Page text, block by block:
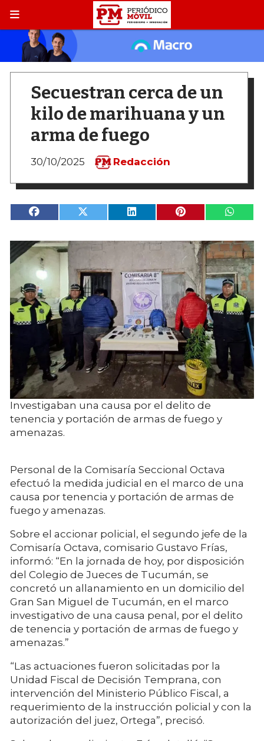
Secuestran cerca de un
kilo de marihuana y un
arma de fuego
30/10/2025 Redacción
Investigaban una causa por el delito de
tenencia y portación de armas de fuego y
amenazas.
Personal de la Comisaría Seccional Octava
efectuó la medida judicial en el marco de una
causa por tenencia y portación de armas de
fuego y amenazas.
Sobre el accionar policial, el segundo jefe de la
Comisaría Octava, comisario Gustavo Frías,
informó: “En la jornada de hoy, por disposición
del Colegio de Jueces de Tucumán, se
concretó un allanamiento en un domicilio del
Gran San Miguel de Tucumán, en el marco
investigativo de una causa penal, por el delito
de tenencia y portación de armas de fuego y
amenazas.”
“Las actuaciones fueron solicitadas por la
Unidad Fiscal de Decisión Temprana, con
intervención del Ministerio Público Fiscal, a
requerimiento de la instrucción policial y con la
autorización del juez, Ortega”, precisó.